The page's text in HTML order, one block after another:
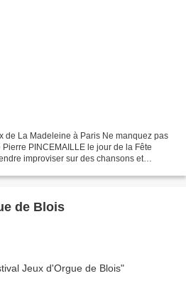
de La Madeleine à Paris Ne manquez pas
PINCEMAILLE le jour de la Fête
improviser sur des chansons et
de Blois